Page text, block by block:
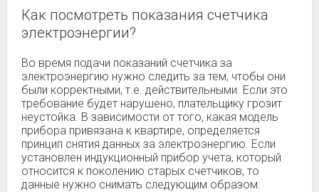
Как посмотреть показания счетчика
электроэнергии?
Во время подачи показаний счетчика за
электроэнергию нужно следить за тем, чтобы они
были корректными, т.е. действительными. Если это
требование будет нарушено, плательщику грозит
неустойка. В зависимости от того, какая модель
прибора привязана к квартире, определяется
принцип снятия данных за электроэнергию. Если
установлен индукционный прибор учета, который
относится к поколению старых счетчиков, то
данные нужно снимать следующим образом: